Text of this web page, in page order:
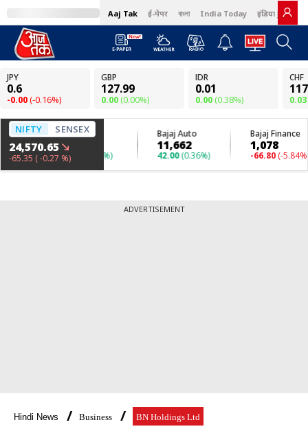
Aaj Tak ई-पेपर বাংলা India Today इंडिया टुडे हिंदी
ADVERTISEMENT
Hindi News Business BN Holdings Ltd